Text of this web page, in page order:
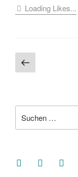
Loading Likes...
der
Vorherige
Seite
nach:
facebooksoundcloud
twitter